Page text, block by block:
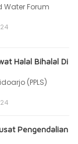
Water Forum
Halal Bihalal Di
(PPLS)
Pengendalian